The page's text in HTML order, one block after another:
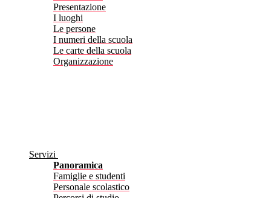
Presentazione
I luoghi
Le persone
I numeri della scuola
Le carte della scuola
Organizzazione
Servizi
Panoramica
Famiglie e studenti
Personale scolastico